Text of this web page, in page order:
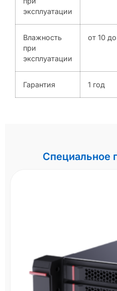
эксплуатации
Влажность
при
эксплуатации
от 10
Гарантия 1 год
Специальное